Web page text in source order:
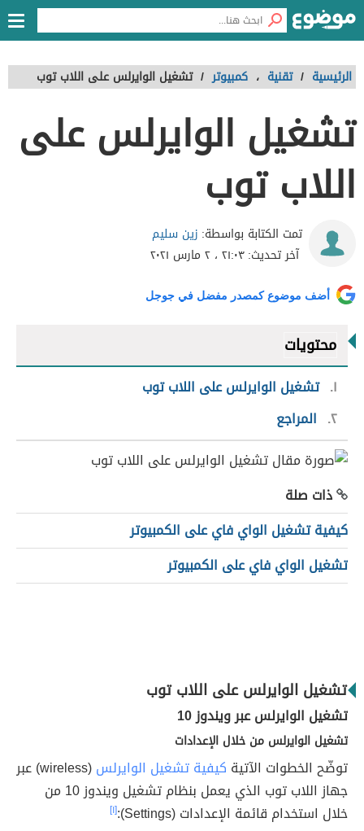
الرئيسية / تقنية ، كمبيوتر / تشغيل الوايرلس على اللاب توب
تشغيل الوايرلس على
اللاب توب
تمت الكتابة بواسطة: زين سليم
آخر تحديث:٢١:٠٣ ، ٢ مارس ٢٠٢١
أضف موضوع كمصدر مفضل في جوجل
محتويات
١ تشغيل الوايرلس على اللاب توب
٢ المراجع
ذات صلة
كيفية تشغيل الواي فاي على الكمبيوتر
تشغيل الواي فاي على الكمبيوتر
تشغيل الوايرلس على اللاب توب
تشغيل الوايرلس عبر ويندوز 10
تشغيل الوايرلس من خلال الإعدادات
توضّح الخطوات الآتية كيفية تشغيل الوايرلس
(wireless) عبر
جهاز اللاب توب الذي يعمل بنظام تشغيل ويندوز 10 من
خلال استخدام قائمة الإعدادات (Settings):
[١]